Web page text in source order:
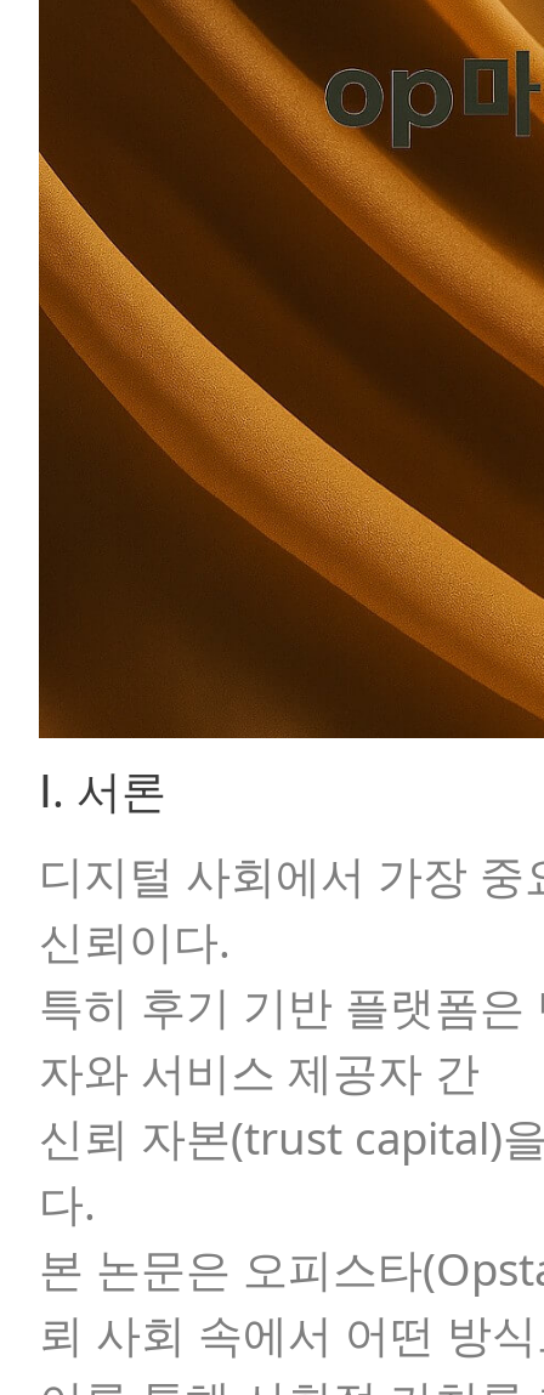
Ⅰ. 서론
디지털 사회에서 가장
신뢰이다.
특히 후기 기반 플랫폼
자와 서비스 제공자 간
신뢰 자본(trust capital)
다.
본 논문은 오피스타
뢰 사회 속에서 어떤 방